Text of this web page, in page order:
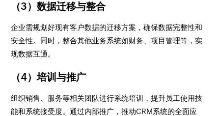
（3）数据迁移与整合
企业需规划好现有客户数据的迁移方案，确保数据完整性和
安全性。同时，整合其他业务系统如财务、项目管理等，实
现数据互通。
（4）培训与推广
组织销售、服务等相关团队进行系统培训，提升员工使用技
能和系统接受度。通过内部推广，推动CRM系统的全面应